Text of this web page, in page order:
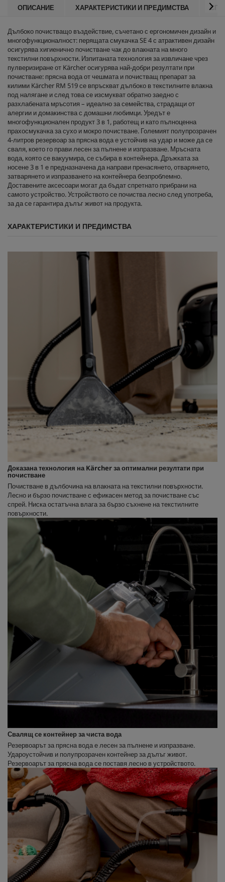
ОПИСАНИЕ ХАРАКТЕРИСТИКИ И ПРЕДИМСТВА
Дълбоко почистващо въздействие, съчетано с ергономичен дизайн и
многофункционалност: перящата смукачка SE 4 с атрактивен дизайн
осигурява хигиенично почистване чак до влакната на много
текстилни повърхности. Изпитаната технология за извличане чрез
пулверизиране от Kärcher осигурява най-добри резултати при
почистване: прясна вода от чешмата и почистващ препарат за
килими Kärcher RM 519 се впръскват дълбоко в текстилните влакна
под налягане и след това се изсмукват обратно заедно с
разхлабената мръсотия – идеално за семейства, страдащи от
алергии и домакинства с домашни любимци. Уредът е
многофункционален продукт 3 в 1, работещ и като пълноценна
прахосмукачка за сухо и мокро почистване. Големият полупрозрачен
4-литров резервоар за прясна вода е устойчив на удар и може да се
сваля, което го прави лесен за пълнене и изпразване. Мръсната
вода, която се вакуумира, се събира в контейнера. Дръжката за
носене 3 в 1 е предназначена да направи пренасянето, отварянето,
затварянето и изпразването на контейнера безпроблемно.
Доставените аксесоари могат да бъдат спретнато прибрани на
самото устройство. Устройството се почиства лесно след употреба,
за да се гарантира дълъг живот на продукта.
ХАРАКТЕРИСТИКИ И ПРЕДИМСТВА
Доказана технология на Kärcher за оптимални резултати при
почистване
Почистване в дълбочина на влакната на текстилни повърхности.
Лесно и бързо почистване с ефикасен метод за почистване със
спрей. Ниска остатъчна влага за бързо съхнене на текстилните
повърхности.
Свалящ се контейнер за чиста вода
Резервоарът за прясна вода е лесен за пълнене и изпразване.
Удароустойчив и полупрозрачен контейнер за дълъг живот.
Резервоарът за прясна вода се поставя лесно в устройството.